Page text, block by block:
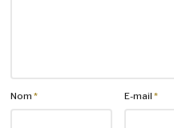
Nom* E-mail*